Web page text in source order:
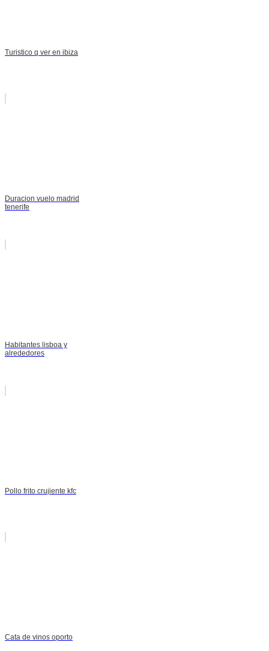
Turistico q ver en ibiza
Duracion vuelo madrid
tenerife
Habitantes lisboa y
alrededores
Pollo frito crujiente kfc
Cata de vinos oporto